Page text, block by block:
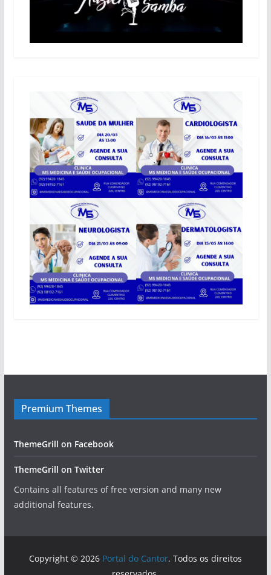
Premium Themes
ThemeGrill on Facebook
ThemeGrill on Twitter
Contains all features of free version and many new
additional features.
Copyright © 2026 Portal do Cantor. Todos os direitos